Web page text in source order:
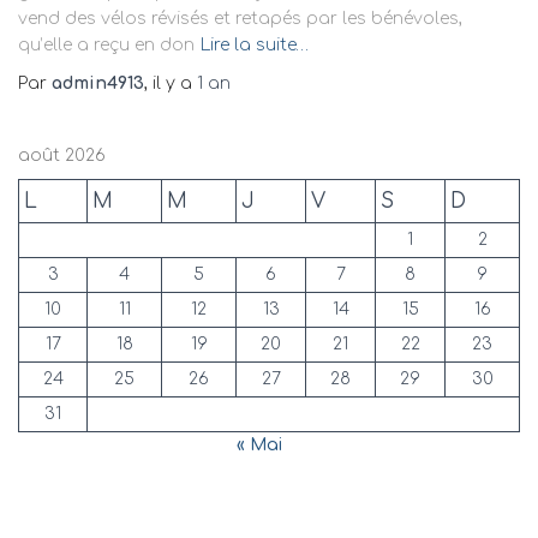
vend des vélos révisés et retapés par les bénévoles,
qu’elle a reçu en don Lire la suite…
Par admin4913, il y a 1 an
août 2026
L M M J V S D
1
2
3
4 5 6 7 8
9
10
11 12 13 14 15
16
17
18 19 20 21 22
23
24
25 26 27 28 29
30
31
« Mai